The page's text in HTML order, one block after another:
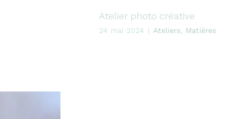
Atelier photo créative
24 mai 2024 Ateliers, Matières